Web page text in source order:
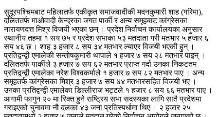
सुदूरपश्चिमबाट महिलातर्फ एकीकृत समाजवादीकी मदनकुमारी शाह (गरिमा),
दलिततर्फ माओवादी केन्द्रका जगत पार्की र अन्य समूहबाट कांग्रेसका
नारायणदत्त मिश्र विजयी भएका छन् । प्रदेश निर्वाचन कार्यालयका अनुसार
स्थानीय तहमा १ सय ७५ र प्रदेश सभाका ५३ मतदाता गरी मतभार ५ हजार ६
सय ४६ छ । शाह ३ हजार ८ सय ३४ मतभार ल्याएर विजयी भएकी हुन् ।
प्रतिद्वन्द्वी एमालेकी सन्तोषकुमारी थापाले १ हजार ७ सय २८ मतभार पाइन् ।
दलिततर्फ पार्कीले ३ हजार ७ सय ६२ मतभार प्राप्त गर्दा उनका निकटतम
प्रतिद्वन्द्वी एमालेका नरेश विश्वकर्माले १ हजार ७ सय ८२ मतभार पाए । अन्य
समूहतर्फ कांग्रेसका मिश्र ३ हजार ७ सय ४४ मतभारसहित विजयी भए ।
उनका प्रतिद्वन्द्वी एमालेका डिल्लीराज भट्टले १ हजार ८ सय ६६ मतभार पाए ।
आगामी फागुन २० मा रिक्त हुने राष्ट्रिय सभा सदस्यका लागि सातै प्रदेशमा
गराइएको चुनावमा नौ दलका ४३ जना प्रतिस्पर्धामा थिए । २ हजार २५